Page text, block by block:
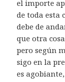
el importe
de toda esta
debe de
que otra
pero según
sigo en la
es agobiante,